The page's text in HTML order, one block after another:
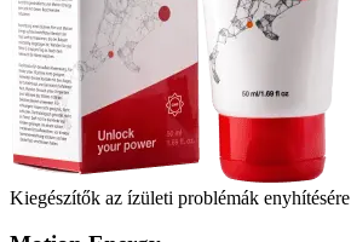
Kiegészítők az ízületi problémák enyhítésére